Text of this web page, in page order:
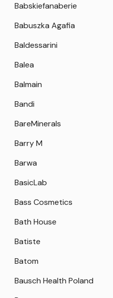
Babskiefanaberie
Babuszka Agafia
Baldessarini
Balea
Balmain
Bandi
BareMinerals
Barry M
Barwa
BasicLab
Bass Cosmetics
Bath House
Batiste
Batom
Bausch Health Poland